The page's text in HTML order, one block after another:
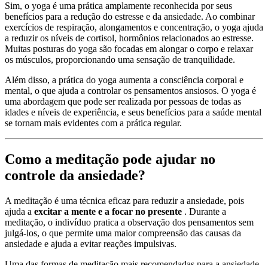
Sim, o yoga é uma prática amplamente reconhecida por seus
benefícios para a redução do estresse e da ansiedade. Ao combinar
exercícios de respiração, alongamentos e concentração, o yoga ajuda
a reduzir os níveis de cortisol, hormônios relacionados ao estresse.
Muitas posturas do yoga são focadas em alongar o corpo e relaxar
os músculos, proporcionando uma sensação de tranquilidade.
Além disso, a prática do yoga aumenta a consciência corporal e
mental, o que ajuda a controlar os pensamentos ansiosos. O yoga é
uma abordagem que pode ser realizada por pessoas de todas as
idades e níveis de experiência, e seus benefícios para a saúde mental
se tornam mais evidentes com a prática regular.
Como a meditação pode ajudar no
controle da ansiedade?
A meditação é uma técnica eficaz para reduzir a ansiedade, pois
ajuda a excitar a mente e a focar no presente . Durante a
meditação, o indivíduo pratica a observação dos pensamentos sem
julgá-los, o que permite uma maior compreensão das causas da
ansiedade e ajuda a evitar reações impulsivas.